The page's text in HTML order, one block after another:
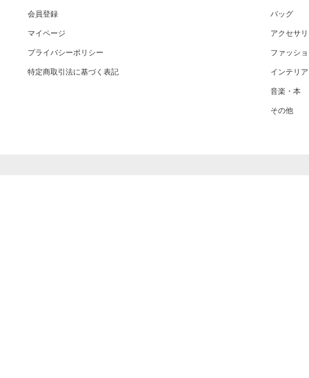
会員登録
マイページ
プライバシーポリシー
特定商取引法に基づく表記
バッグ
アクセサ
ファッシ
インテリア
音楽・本
その他